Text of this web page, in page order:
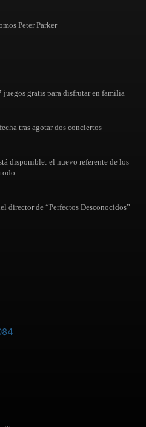
Peter Parker
juegos gratis para disfrutar en familia
tras agotar dos conciertos
disponible: el nuevo referente de los
director de “Perfectos Desconocidos”